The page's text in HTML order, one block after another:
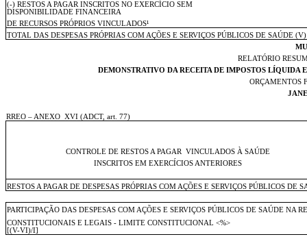
(-) RESTOS A PAGAR INSCRITOS NO EXERCÍCIO SEM
DISPONIBILIDADE FINANCEIRA
DE RECURSOS PRÓPRIOS VINCULADOS¹
TOTAL DAS DESPESAS PRÓPRIAS COM AÇÕES E SERVIÇOS PÚBLICOS DE SAÚDE (V)
RELATÓRIO
DEMONSTRATIVO DA RECEITA DE IMPOSTOS LÍQUIDA
ORÇAMENTOS
RREO – ANEXO XVI (ADCT, art. 77)
CONTROLE DE RESTOS A PAGAR
VINCULADOS À SAÚDE
INSCRITOS EM EXERCÍCIOS ANTERIORES
RESTOS A PAGAR DE DESPESAS PRÓPRIAS COM AÇÕES E SERVIÇOS PÚBLICOS DE
PARTICIPAÇÃO DAS DESPESAS COM AÇÕES E SERVIÇOS PÚBLICOS DE SAÚDE NA
CONSTITUCIONAIS E LEGAIS - LIMITE CONSTITUCIONAL <%>
[(V-VI)/I]